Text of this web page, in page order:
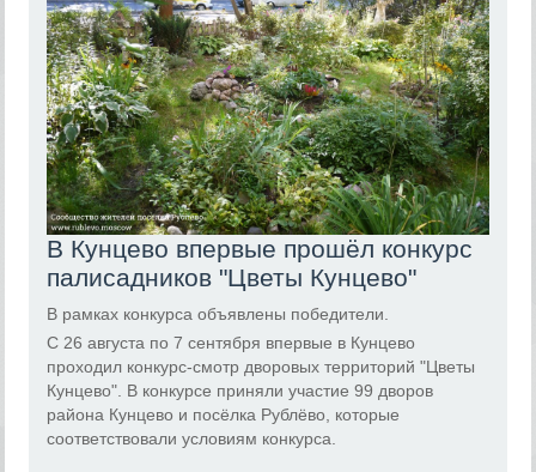
В Кунцево впервые прошёл конкурс
палисадников "Цветы Кунцево"
В рамках конкурса объявлены победители.
С 26 августа по 7 сентября впервые в Кунцево
проходил конкурс-смотр дворовых территорий "Цветы
Кунцево". В конкурсе приняли участие 99 дворов
района Кунцево и посёлка Рублёво, которые
соответствовали условиям конкурса.